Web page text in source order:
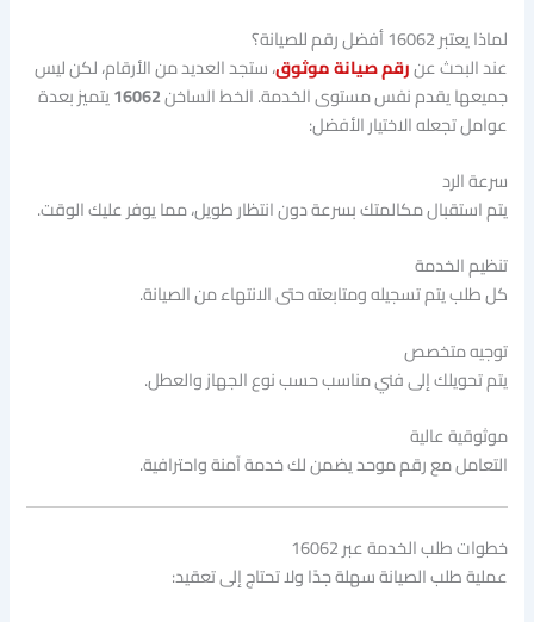
لماذا يعتبر 16062 أفضل رقم للصيانة؟
عند البحث عنرقم صيانة موثوق، ستجد العديد من الأرقام، لكن ليس
جميعها يقدم نفس مستوى الخدمة. الخط الساخن16062يتميز بعدة
عوامل تجعله الاختيار الأفضل:
سرعة الرد
يتم استقبال مكالمتك بسرعة دون انتظار طويل، مما يوفر عليك الوقت.
تنظيم الخدمة
كل طلب يتم تسجيله ومتابعته حتى الانتهاء من الصيانة.
توجيه متخصص
يتم تحويلك إلى فني مناسب حسب نوع الجهاز والعطل.
موثوقية عالية
التعامل مع رقم موحد يضمن لك خدمة آمنة واحترافية.
خطوات طلب الخدمة عبر 16062
عملية طلب الصيانة سهلة جدًا ولا تحتاج إلى تعقيد: